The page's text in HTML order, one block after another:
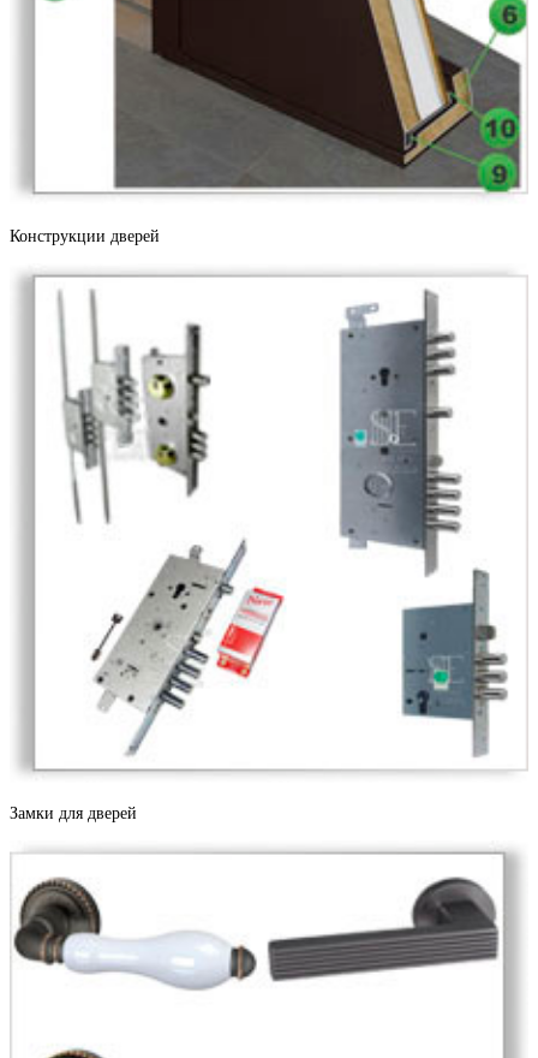
Дерево софт
Конструкции дверей
Замки для дверей